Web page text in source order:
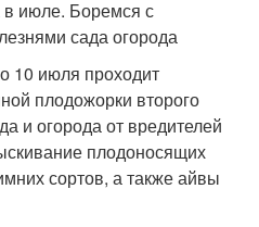
10 июля проходит
плодожорки второго
и огорода от вредителей
плодоносящих
сортов, а также айвы